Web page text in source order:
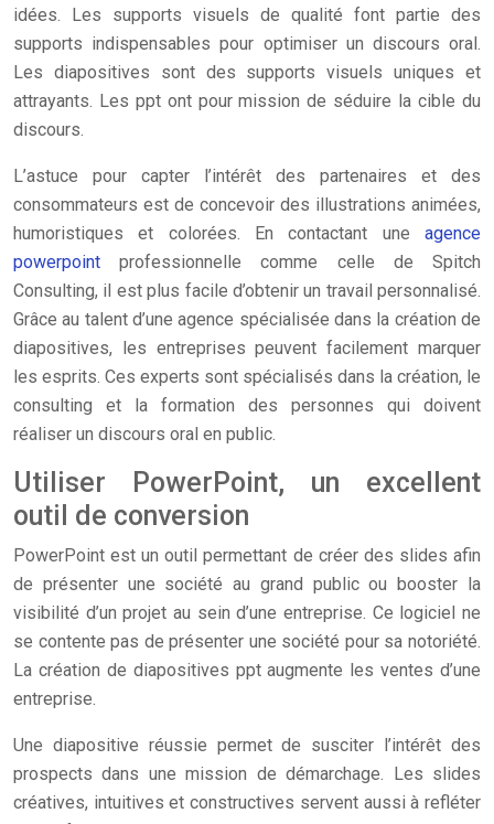
idées. Les supports visuels de qualité font partie des
supports indispensables pour optimiser un discours oral.
Les diapositives sont des supports visuels uniques et
attrayants. Les ppt ont pour mission de séduire la cible du
discours.
L’astuce pour capter l’intérêt des partenaires et des
consommateurs est de concevoir des illustrations animées,
humoristiques et colorées. En contactant une agence
powerpoint professionnelle comme celle de Spitch
Consulting, il est plus facile d’obtenir un travail personnalisé.
Grâce au talent d’une agence spécialisée dans la création de
diapositives, les entreprises peuvent facilement marquer
les esprits. Ces experts sont spécialisés dans la création, le
consulting et la formation des personnes qui doivent
réaliser un discours oral en public.
Utiliser PowerPoint, un excellent
outil de conversion
PowerPoint est un outil permettant de créer des slides afin
de présenter une société au grand public ou booster la
visibilité d’un projet au sein d’une entreprise. Ce logiciel ne
se contente pas de présenter une société pour sa notoriété.
La création de diapositives ppt augmente les ventes d’une
entreprise.
Une diapositive réussie permet de susciter l’intérêt des
prospects dans une mission de démarchage. Les slides
créatives, intuitives et constructives servent aussi à refléter